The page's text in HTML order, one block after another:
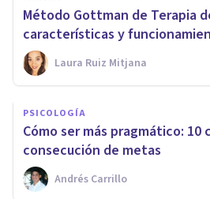
Método Gottman de Terapia
características y
Laura Ruiz Mitjana
PSICOLOGÍA
Cómo ser más pragmático: 10
consecución de metas
Andrés Carrillo